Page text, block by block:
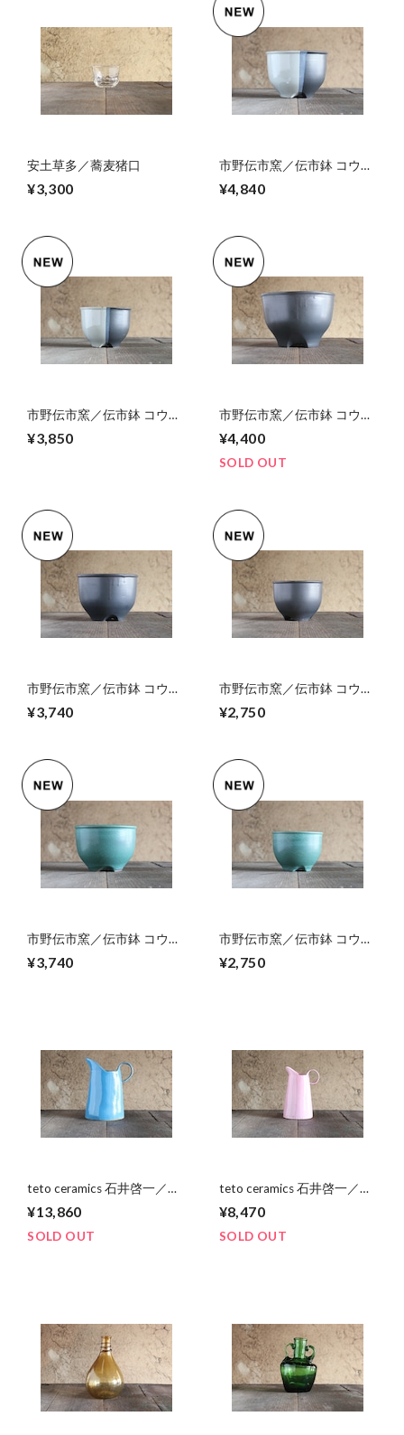
安土草多／蕎麦猪口
¥3,300
市野伝市窯／伝市鉢 コウロ
¥4,840
市野伝市窯／伝市鉢 コウロ
¥3,850
市野伝市窯／伝市鉢 コウロ
¥4,400
SOLD OUT
市野伝市窯／伝市鉢 コウロ
¥3,740
市野伝市窯／伝市鉢 コウロ
¥2,750
市野伝市窯／伝市鉢 コウロ
¥3,740
市野伝市窯／伝市鉢 コウロ
¥2,750
teto ceramics 石井啓一／ピ
¥13,860
SOLD OUT
teto ceramics 石井啓一／ピ
¥8,470
SOLD OUT